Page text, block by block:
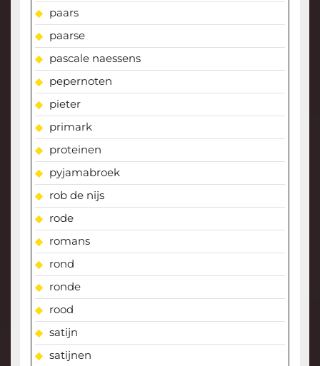
paars
paarse
pascale naessens
pepernoten
pieter
primark
proteinen
pyjamabroek
rob de nijs
rode
romans
rond
ronde
rood
satijn
satijnen